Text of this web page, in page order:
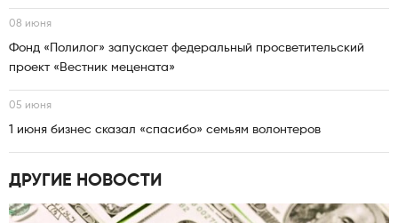
08 июня
Фонд «Полилог» запускает федеральный просветительский
проект «Вестник мецената»
05 июня
1 июня бизнес сказал «спасибо» семьям волонтеров
ДРУГИЕ НОВОСТИ